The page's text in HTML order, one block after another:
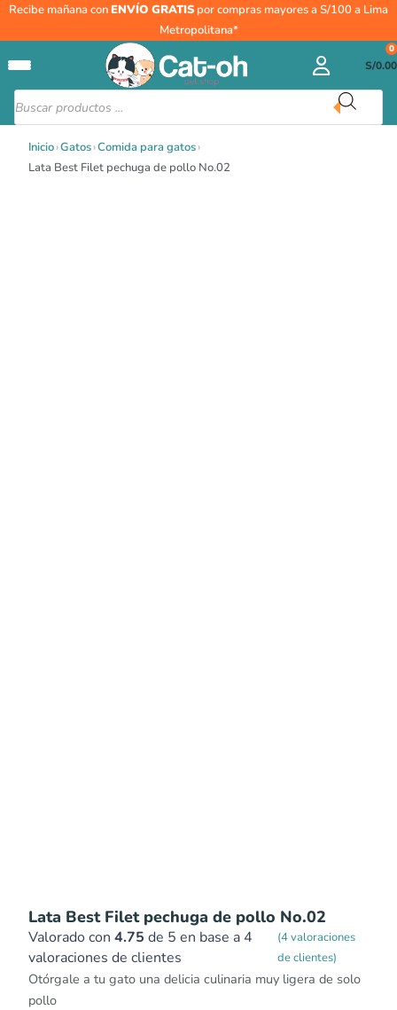
Recibe mañana conENVÍO GRATIS por compras mayores a S/100 a Lima
Metropolitana*
Búsqueda
de
productos
S/0.00
0
Inicio›Gatos›Comida para gatos›
Lata Best Filet pechuga de pollo No.02
Lata Best Filet pechuga de pollo No.02
Valorado con 4.75 de 5 en base a 4
valoraciones de clientes
(4valoraciones
de clientes)
Otórgale a tu gato una delicia culinaria muy ligera de solo
pollo
Lata
pechuga
de
pollo
cantidad